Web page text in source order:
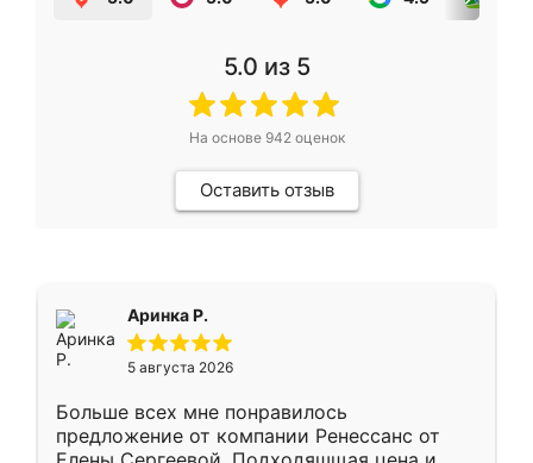
5.0 из 5
На основе 942оценок
Оставить отзыв
Аринка Р.
5 августа 2026
Больше всех мне понравилось
предложение от компании Ренессанс от